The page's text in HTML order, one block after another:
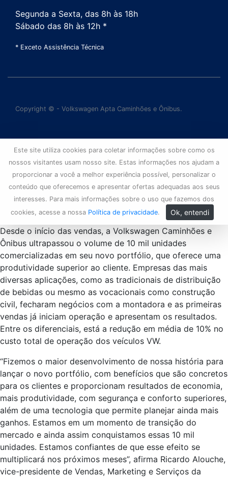
Segunda a Sexta, das 8h às 18h
Sábado das 8h às 12h *
* Exceto Assistência Técnica
Copyright © - Volkswagen Apta Caminhões e Ônibus.
Este site utiliza cookies para coletar informações sobre como os
nossos visitantes usam nosso site. Estas informações nos ajudam a
proporcionar a você a melhor experiência possível, personalizar o
conteúdo que oferecemos e apresentar ofertas adequadas aos seus
interesses. Para mais informações sobre o uso que fazemos dos
cookies, acesse a nossa Política de privacidade. Ok, entendi
Desde o início das vendas, a Volkswagen Caminhões e
Ônibus ultrapassou o volume de 10 mil unidades
comercializadas em seu novo portfólio, que oferece uma
produtividade superior ao cliente. Empresas das mais
diversas aplicações, como as tradicionais de distribuição
de bebidas ou mesmo as vocacionais como construção
civil, fecharam negócios com a montadora e as primeiras
vendas já iniciam operação e apresentam os resultados.
Entre os diferenciais, está a redução em média de 10% no
custo total de operação dos veículos VW.
“Fizemos o maior desenvolvimento de nossa história para
lançar o novo portfólio, com benefícios que são concretos
para os clientes e proporcionam resultados de economia,
mais produtividade, com segurança e conforto superiores,
além de uma tecnologia que permite planejar ainda mais
ganhos. Estamos em um momento de transição do
mercado e ainda assim conquistamos essas 10 mil
unidades. Estamos confiantes de que esse efeito se
multiplicará nos próximos meses”, afirma Ricardo Alouche,
vice-presidente de Vendas, Marketing e Serviços da